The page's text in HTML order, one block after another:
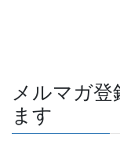
メルマガ登
ます